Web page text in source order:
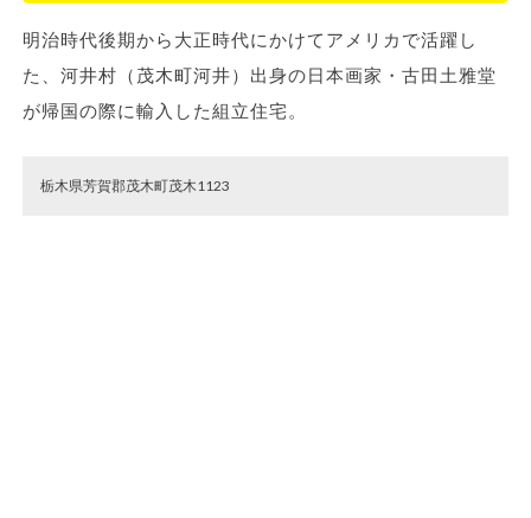
明治時代後期から大正時代にかけてアメリカで活躍し
た、河井村（茂木町河井）出身の日本画家・古田土雅堂
が帰国の際に輸入した組立住宅。
栃木県芳賀郡茂木町茂木1123